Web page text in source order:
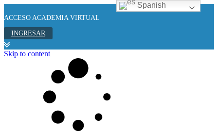
ACCESO ACADEMIA VIRTUAL
INGRESAR
Skip to content
Spanish